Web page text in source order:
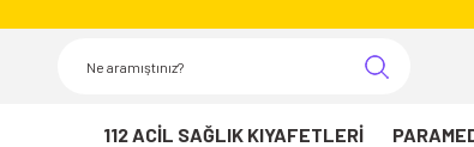
112 ACİL SAĞLIK KIYAFETLERİ